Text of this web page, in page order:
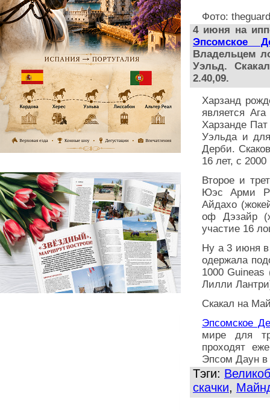
Фото:
4 июня на
Эпсомское
Владельцем
Уэльд.
2.40,09.
Харзанд
является
Харзанде
Уэльда и
Дерби.
16 лет, с 2000
Второе и
Юэс Арми
Айдахо
оф Дэзайр
участие 16
Ну а 3 июня в
одержала
1000
Лилли
Скакал на
Эпсомское
мире для
проходят
Эпсом Даун в
Тэги:
скачки,